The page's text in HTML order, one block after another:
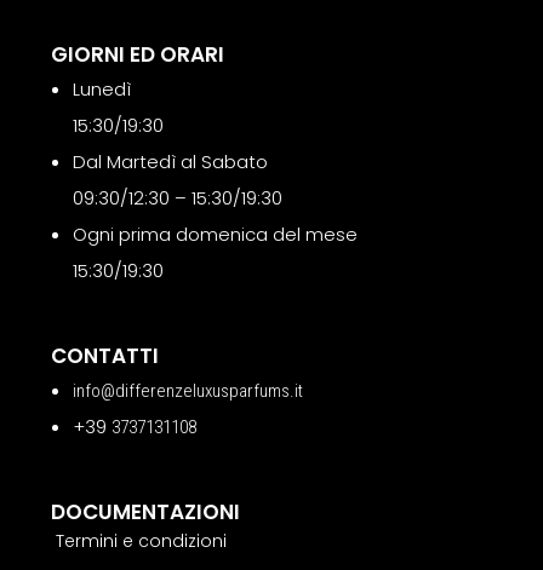
GIORNI ED ORARI
Lunedì
15:30/19:30
Dal Martedì al Sabato
09:30/12:30 – 15:30/19:30
Ogni prima domenica del mese
15:30/19:30
CONTATTI
info@differenzeluxusparfums.it
+39 3737131108
DOCUMENTAZIONI
Termini e condizioni